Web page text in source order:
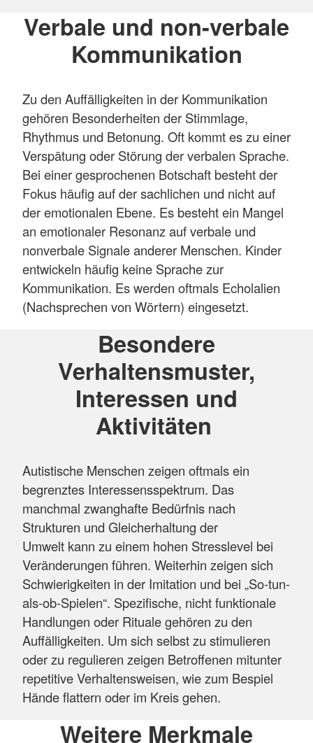
Verbale und non-verbale
Kommunikation
Zu den Auffälligkeiten in der Kommunikation
gehören Besonderheiten der Stimmlage,
Rhythmus und Betonung. Oft kommt es zu einer
Verspätung oder Störung der verbalen Sprache.
Bei einer gesprochenen Botschaft besteht der
Fokus häufig auf der sachlichen und nicht auf
der emotionalen Ebene. Es besteht ein Mangel
an emotionaler Resonanz auf verbale und
nonverbale Signale anderer Menschen. Kinder
entwickeln häufig keine Sprache zur
Kommunikation. Es werden oftmals Echolalien
(Nachsprechen von Wörtern) eingesetzt.
Besondere
Verhaltensmuster,
Interessen und
Aktivitäten
Autistische Menschen zeigen oftmals ein
begrenztes Interessensspektrum. Das
manchmal zwanghafte Bedürfnis nach
Strukturen und Gleicherhaltung der
Umwelt kann zu einem hohen Stresslevel bei
Veränderungen führen. Weiterhin zeigen sich
Schwierigkeiten in der Imitation und bei „So-tun-
als-ob-Spielen“. Spezifische, nicht funktionale
Handlungen oder Rituale gehören zu den
Auffälligkeiten. Um sich selbst zu stimulieren
oder zu regulieren zeigen Betroffenen mitunter
repetitive Verhaltensweisen, wie zum Bespiel
Hände flattern oder im Kreis gehen.
Weitere Merkmale